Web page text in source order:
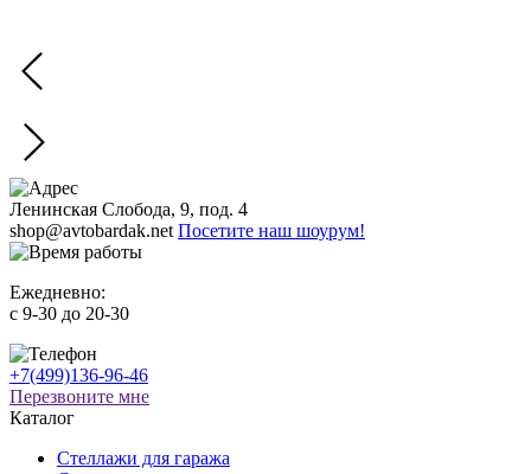
Ленинская Слобода, 9, под. 4
shop@avtobardak.net Посетите наш шоурум!
Ежедневно:
c 9-30 до 20-30
+7(499)136-96-46
Перезвоните мне
Каталог
Стеллажи для гаража